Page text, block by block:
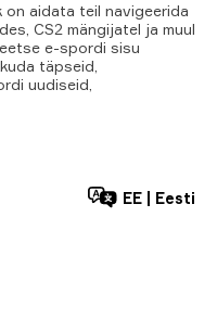
on aidata teil navigeerida
CS2 mängijatel ja muul
e-spordi sisu
täpseid,
uudiseid,
EE Eesti